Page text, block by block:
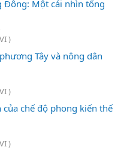
Đông: Một cái nhìn tổng
)
Tây và nông dân
)
chế độ phong kiến thế
)